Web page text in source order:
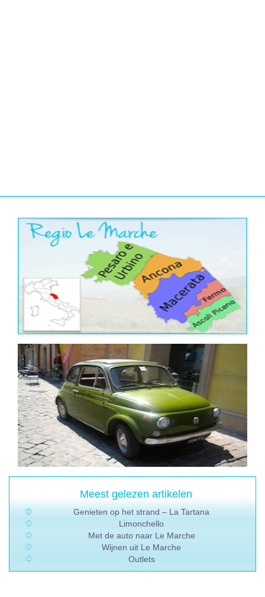
Meest gelezen artikelen
Genieten op het strand – La Tartana
Limonchello
Met de auto naar Le Marche
Wijnen uit Le Marche
Outlets